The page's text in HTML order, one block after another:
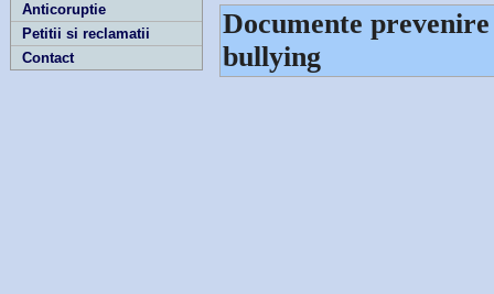
Anticoruptie
Petitii si reclamatii
Contact
Documente
bullying